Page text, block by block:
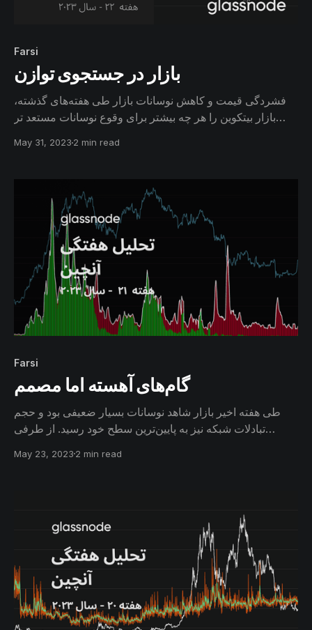
Farsi
بازار در جستجوی توازن
فشردگی قیمت و کاهش نوسانات بازار طی هفته‌های گذشته،
بازار بیتکوین را هر چه بیشتر برای وقوع نوسانات مستعد تر
رصد رفتار سرمایه‌گذاران بلندمدت، محدوده‌ نوسانات احتمالی
May 31, 2023 2 min read
Farsi
گام‌های آهسته اما مصمم
طی هفته اخیر بازار شاهد نوسانات بسیار ضعیفی بود و حجم
تبادلات شبکه نیز به پایین‌ترین سطح خود رسید. از طرفی
سرمایه‌گذاران، غیرفعال باقی‌ مانده‌اند و با افزایش عمرشان، به
May 23, 2023 2 min read